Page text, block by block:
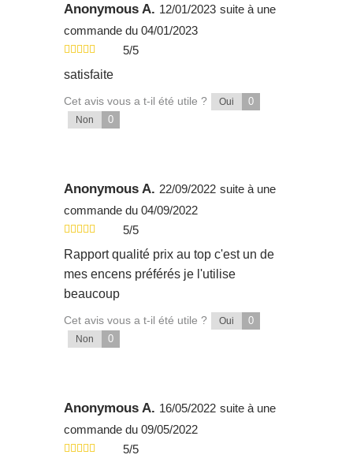
Anonymous A. 12/01/2023 suite à une
commande du 04/01/2023
5/5
satisfaite
Cet avis vous a t-il été utile ? Oui 0
Non 0
Anonymous A. 22/09/2022 suite à une
commande du 04/09/2022
5/5
Rapport qualité prix au top c'est un de
mes encens préférés je l'utilise
beaucoup
Cet avis vous a t-il été utile ? Oui 0
Non 0
Anonymous A. 16/05/2022 suite à une
commande du 09/05/2022
5/5